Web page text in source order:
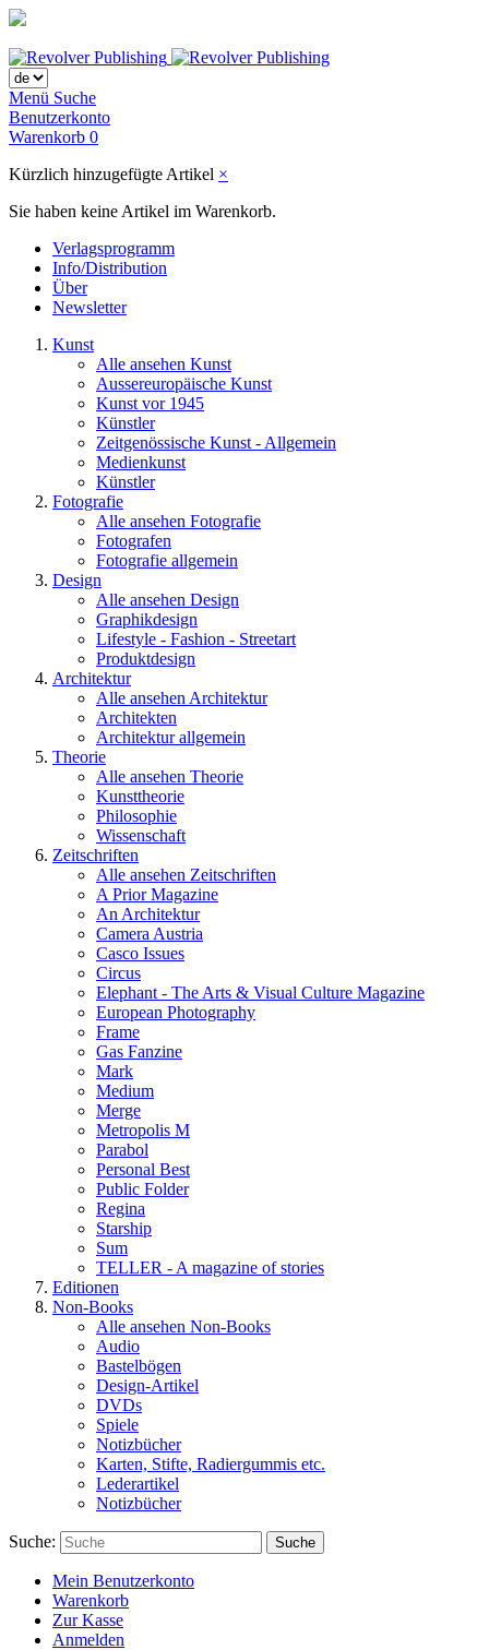
Menü Suche
Benutzerkonto
Warenkorb 0
Kürzlich hinzugefügte Artikel ×
Sie haben keine Artikel im Warenkorb.
Verlagsprogramm
Info/Distribution
Über
Newsletter
Kunst
Alle ansehen Kunst
Aussereuropäische Kunst
Kunst vor 1945
Künstler
Zeitgenössische Kunst - Allgemein
Medienkunst
Künstler
Fotografie
Alle ansehen Fotografie
Fotografen
Fotografie allgemein
Design
Alle ansehen Design
Graphikdesign
Lifestyle - Fashion - Streetart
Produktdesign
Architektur
Alle ansehen Architektur
Architekten
Architektur allgemein
Theorie
Alle ansehen Theorie
Kunsttheorie
Philosophie
Wissenschaft
Zeitschriften
Alle ansehen Zeitschriften
A Prior Magazine
An Architektur
Camera Austria
Casco Issues
Circus
Elephant - The Arts & Visual Culture Magazine
European Photography
Frame
Gas Fanzine
Mark
Medium
Merge
Metropolis M
Parabol
Personal Best
Public Folder
Regina
Starship
Sum
TELLER - A magazine of stories
Editionen
Non-Books
Alle ansehen Non-Books
Audio
Bastelbögen
Design-Artikel
DVDs
Spiele
Notizbücher
Karten, Stifte, Radiergummis etc.
Lederartikel
Notizbücher
Suche: Suche
Mein Benutzerkonto
Warenkorb
Zur Kasse
Anmelden